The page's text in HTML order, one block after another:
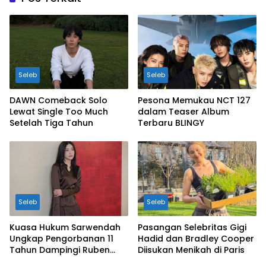
Seleb
DAWN Comeback Solo
Lewat Single Too Much
Setelah Tiga Tahun
Seleb
Pesona Memukau NCT 127
dalam Teaser Album
Terbaru BLINGY
Seleb
Kuasa Hukum Sarwendah
Ungkap Pengorbanan 11
Tahun Dampingi Ruben
Seleb
Pasangan Selebritas Gigi
Hadid dan Bradley Cooper
Diisukan Menikah di Paris